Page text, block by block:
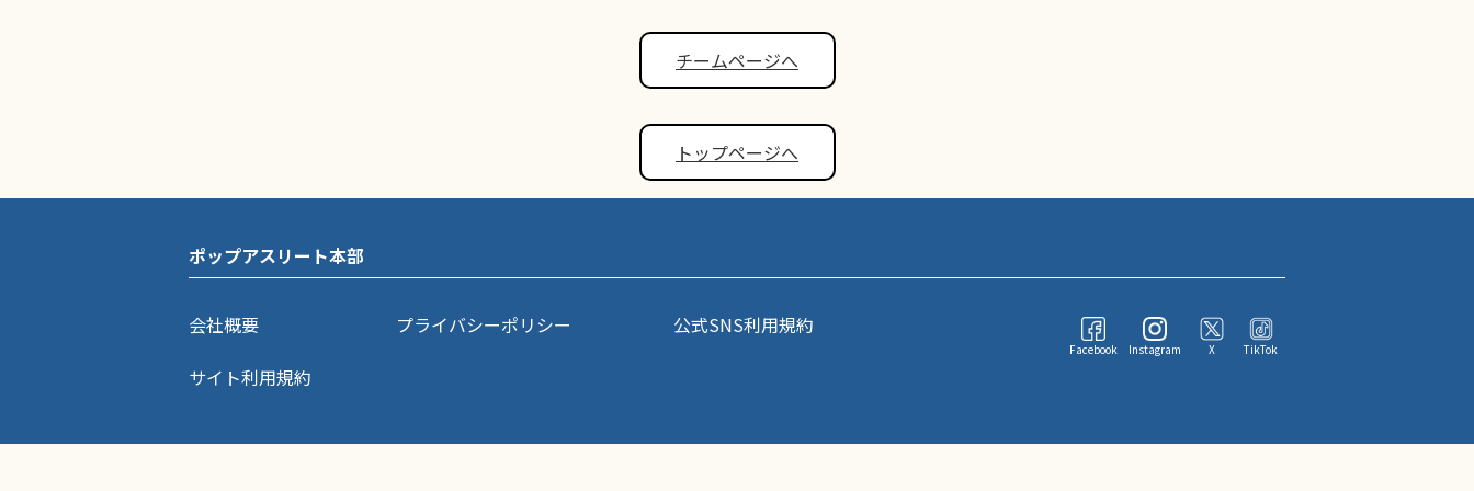
チームページへ
トップページへ
ポップアスリート本部
会社概要 プライバシーポリシー
公式SNS利用規約
サイト利用規約
Facebook Instagram X TikTok